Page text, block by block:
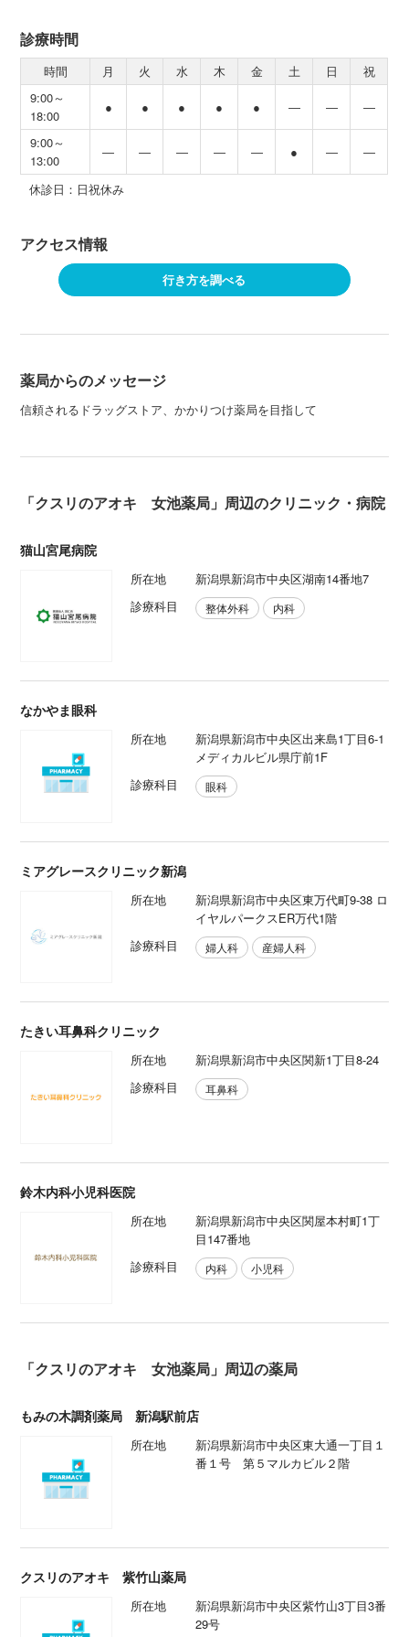
診療時間
時間 月 火 水 木 金 土 日
祝
9:00～
18:00
● ● ● ● ● ― ― ―
9:00～
13:00
― ― ― ― ― ● ― ―
休診日：日祝休み
アクセス情報
行き方を調べる
薬局からのメッセージ
信頼されるドラッグストア、かかりつけ薬局を目指して
「クスリのアオキ 女池薬局」周辺のクリニック・病院
猫山宮尾病院
所在地
新潟県新潟市中央区湖南14番地7
診療科目
整体外科 内科
なかやま眼科
所在地
新潟県新潟市中央区出来島1丁目6-1
メディカルビル県庁前1F
診療科目
眼科
ミアグレースクリニック新潟
所在地
新潟県新潟市中央区東万代町9-38 ロ
イヤルパークスER万代1階
診療科目
婦人科 産婦人科
たきい耳鼻科クリニック
所在地
新潟県新潟市中央区関新1丁目8-24
診療科目
耳鼻科
鈴木内科小児科医院
所在地
新潟県新潟市中央区関屋本村町1丁
目147番地
診療科目
内科 小児科
「クスリのアオキ 女池薬局」周辺の薬局
もみの木調剤薬局 新潟駅前店
所在地
新潟県新潟市中央区東大通一丁目１
番１号 第５マルカビル２階
クスリのアオキ 紫竹山薬局
所在地
新潟県新潟市中央区紫竹山3丁目3番
29号